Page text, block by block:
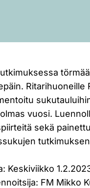
vuosi.
sekä
Keskiviikko
FM Mikko